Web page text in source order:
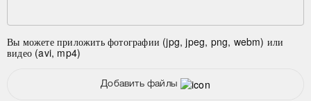
Вы можете приложить фотографии (jpg, jpeg, png, webm) или
видео (avi, mp4)
Добавить файлы